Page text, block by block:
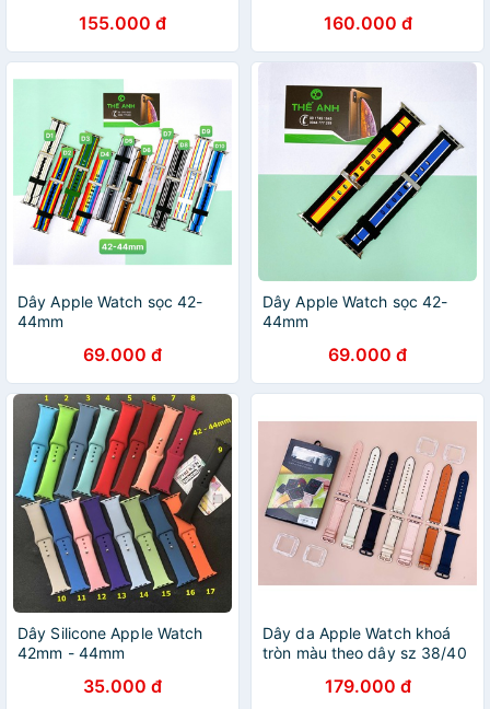
155.000 đ 160.000 đ
Dây Apple Watch sọc 42-
44mm
69.000 đ
Dây Apple Watch sọc 42-
44mm
69.000 đ
Dây Silicone Apple Watch
42mm - 44mm
35.000 đ
Dây da Apple Watch khoá
tròn màu theo dây sz 38/40
179.000 đ